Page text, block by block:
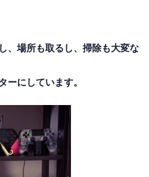
、場所も取るし、掃除も大変な
ーにしています。